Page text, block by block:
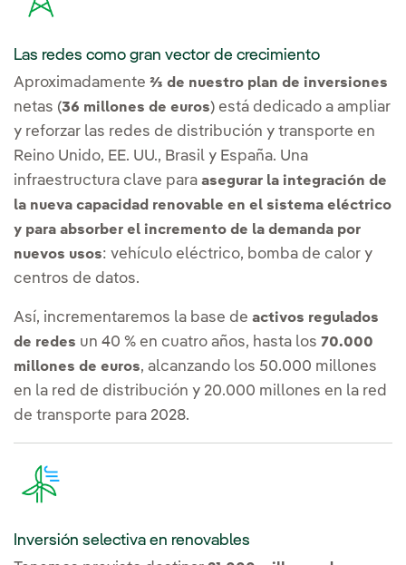
Las redes como gran vector de crecimiento
Aproximadamente ⅔ de nuestro plan de inversiones
netas (36 millones de euros) está dedicado a ampliar
y reforzar las redes de distribución y transporte en
Reino Unido, EE. UU., Brasil y España. Una
infraestructura clave para asegurar la integración de
la nueva capacidad renovable en el sistema eléctrico
y para absorber el incremento de la demanda por
nuevos usos: vehículo eléctrico, bomba de calor y
centros de datos.
Así, incrementaremos la base de activos regulados
de redes un 40 % en cuatro años, hasta los 70.000
millones de euros, alcanzando los 50.000 millones
en la red de distribución y 20.000 millones en la red
de transporte para 2028.
Inversión selectiva en renovables